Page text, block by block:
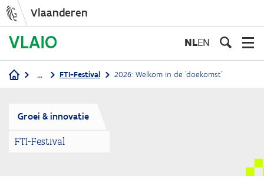
Vlaanderen
NLEN
... FTI-Festival 2026: Welkom in de 'doekomst'
Groei & innovatie
FTI-Festival